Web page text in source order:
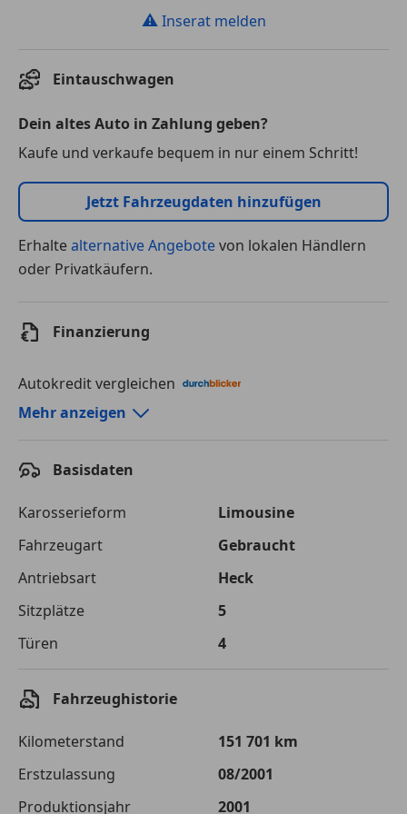
⚠ Inserat melden
Eintauschwagen
Dein altes Auto in Zahlung geben?
Kaufe und verkaufe bequem in nur einem Schritt!
Jetzt Fahrzeugdaten hinzufügen
Erhaltealternative Angebotevon lokalen Händlern
oder Privatkäufern.
Finanzierung
Autokredit vergleichen
Autokredit-Rechner von durchblicker.at
Laufzeit
120 Monate
Kreditbetrag
€ 2 500,-
Zu zahlender
Gesamtbetrag
€ 3 522,-
Effektivzinsatz
Sollzinssatz
7,25 %
Monatliche Rate € 29,35
Mehr anzeigen
Basisdaten
Karosserieform
Limousine
Fahrzeugart
Gebraucht
Antriebsart
Heck
Sitzplätze
5
Türen
4
Fahrzeughistorie
Kilometerstand
151 701 km
Erstzulassung
08/2001
Produktionsjahr
2001